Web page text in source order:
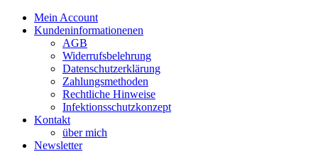
Mein Account
Kundeninformationenen
AGB
Widerrufsbelehrung
Datenschutzerklärung
Zahlungsmethoden
Rechtliche Hinweise
Infektionsschutzkonzept
Kontakt
über mich
Newsletter